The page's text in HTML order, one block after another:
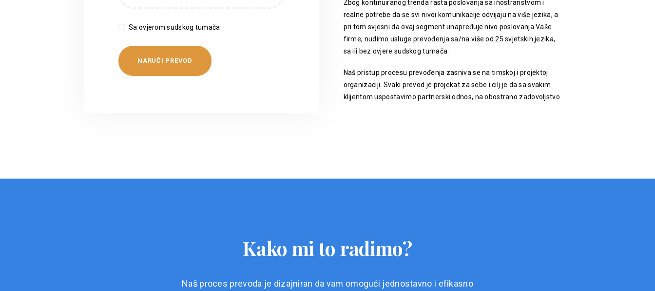
Sa ovjerom sudskog tumača.
Zbog kontinuiranog trenda rasta poslovanja sa inostranstvom i
realne potrebe da se svi nivoi komunikacije odvijaju na više jezika, a
pri tom svjesni da ovaj segment unapređuje nivo poslovanja Vaše
firme, nudimo usluge prevođenja sa/na više od 25 svjetskih jezika,
sa ili bez ovjere sudskog tumača.
Naš pristup procesu prevođenja zasniva se na timskoj i projektoj
organizaciji. Svaki prevod je projekat za sebe i cilj je da sa svakim
klijentom uspostavimo partnerski odnos, na obostrano zadovoljstvo.
Kako mi to radimo?
Naš proces prevoda je dizajniran da vam omogući jednostavno i efikasno